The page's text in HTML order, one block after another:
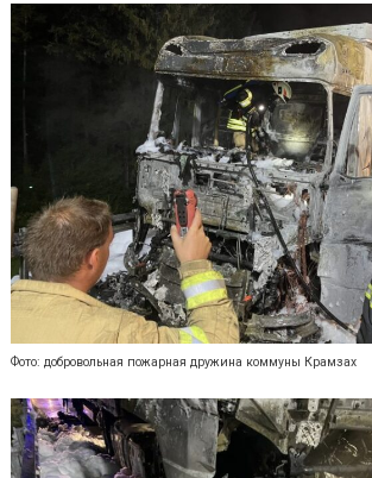
Фото: добровольная пожарная дружина коммуны Крамзах